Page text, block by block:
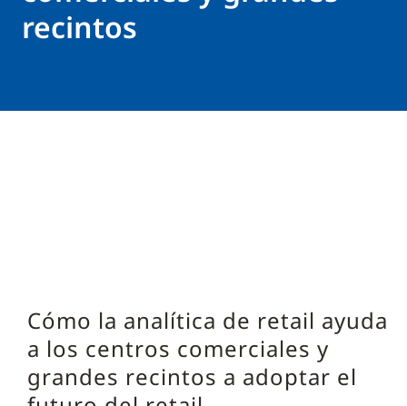
recintos
Cómo la analítica de retail ayuda
a los centros comerciales y
grandes recintos a adoptar el